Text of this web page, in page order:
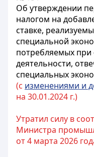
Об утверждении
налогом на
ставке,
специальной
потребляемых при
деятельности,
специальных
(с изменениями и
на 30.01.2024 г.)
Утратил силу в
Министра
от 4 марта 2026